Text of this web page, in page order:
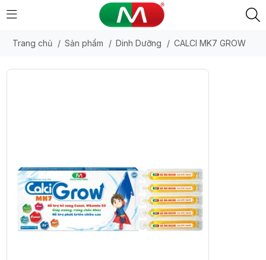
Trang chủ / Sản phẩm / Dinh Dưỡng / CALCI MK7 GROW